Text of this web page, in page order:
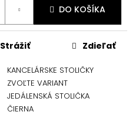
DO KOŠÍKA
KANCELÁRSKE STOLIČKY
ZVOĽTE VARIANT
JEDÁLENSKÁ STOLIČKA
ČIERNA
Strážiť Zdieľať